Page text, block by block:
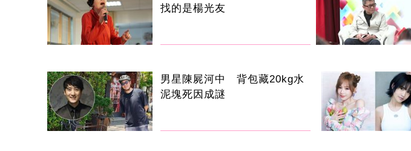
找的是楊光友
男星陳屍河中 背包藏20kg水
泥塊死因成謎